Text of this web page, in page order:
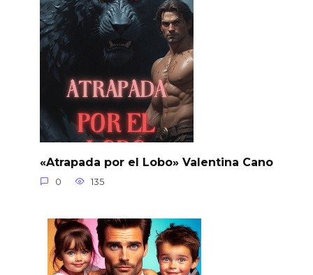
«Atrapada por el Lobo» Valentina Cano
0 135